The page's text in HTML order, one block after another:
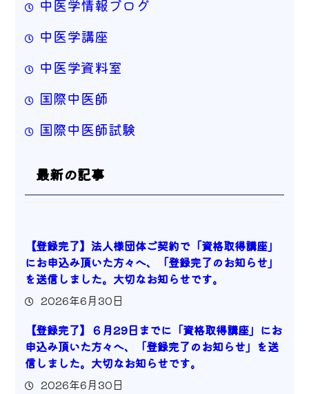
中医学情報ブログ
中医学講座
中医学資料室
国際中医師
国際中医師試験
最新の記事
【登録完了】法人様団体ご契約で「資格取得講座」
にお申込み頂いた方々へ、「登録完了のお知らせ」
を送信しました。大切なお知らせです。
2026年6月30日
【登録完了】６月29日までに「資格取得講座」にお
申込み頂いた方々へ、「登録完了のお知らせ」を送
信しました。大切なお知らせです。
2026年6月30日